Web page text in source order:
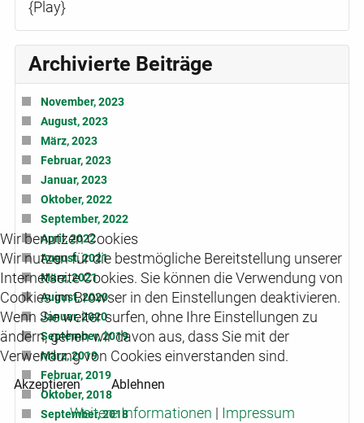
{Play}
Archivierte Beiträge
November, 2023
August, 2023
März, 2023
Februar, 2023
Januar, 2023
Oktober, 2022
September, 2022
April, 2022
August, 2021
März, 2021
August, 2020
Januar, 2020
September, 2019
März, 2019
Februar, 2019
Oktober, 2018
September, 2018
Wir benutzen Cookies
Wir nutzen für die bestmögliche Bereitstellung unserer
Internetseite Cookies. Sie können die Verwendung von
Cookies im Browser in den Einstellungen deaktivieren.
Wenn Sie weiter surfen, ohne Ihre Einstellungen zu
ändern, gehen wir davon aus, dass Sie mit der
Verwendung von Cookies einverstanden sind.
Akzeptieren Ablehnen
Weitere Informationen | Impressum